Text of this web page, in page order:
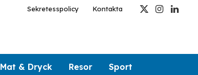
Sekretesspolicy Kontakta
X
Instagram
Mat & Dryck Resor Sport